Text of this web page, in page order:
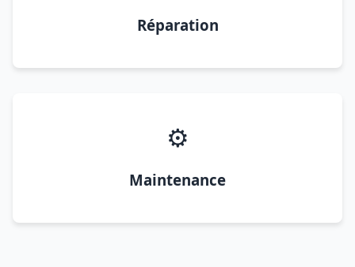
Réparation
⚙️
Maintenance